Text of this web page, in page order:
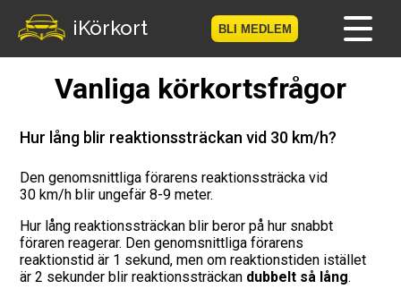
iKörkort BLI MEDLEM
Hem
Bli medlem
Logga in
Prov
Körkortsresan
Vanliga körkortsfrågor
Hur lång blir reaktionssträckan vid 30 km/h?
Den genomsnittliga förarens reaktionssträcka vid
30 km/h blir ungefär 8-9 meter.
Hur lång reaktionssträckan blir beror på hur snabbt
föraren reagerar. Den genomsnittliga förarens
reaktionstid är 1 sekund, men om reaktionstiden istället
är 2 sekunder blir reaktionssträckan dubbelt så lång.